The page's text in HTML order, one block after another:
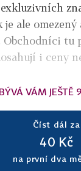
ale
tu
i ceny
VÁM JEŠTĚ
Číst dál za
40 Kč
na první dva